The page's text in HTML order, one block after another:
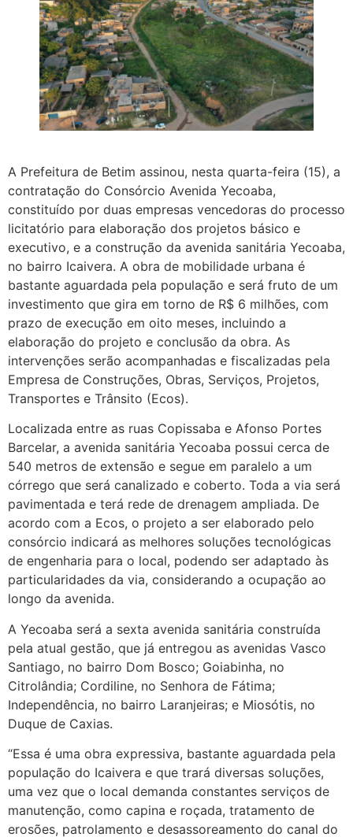
A Prefeitura de Betim assinou, nesta quarta-feira (15), a
contratação do Consórcio Avenida Yecoaba,
constituído por duas empresas vencedoras do processo
licitatório para elaboração dos projetos básico e
executivo, e a construção da avenida sanitária Yecoaba,
no bairro Icaivera. A obra de mobilidade urbana é
bastante aguardada pela população e será fruto de um
investimento que gira em torno de R$ 6 milhões, com
prazo de execução em oito meses, incluindo a
elaboração do projeto e conclusão da obra. As
intervenções serão acompanhadas e fiscalizadas pela
Empresa de Construções, Obras, Serviços, Projetos,
Transportes e Trânsito (Ecos).
Localizada entre as ruas Copissaba e Afonso Portes
Barcelar, a avenida sanitária Yecoaba possui cerca de
540 metros de extensão e segue em paralelo a um
córrego que será canalizado e coberto. Toda a via será
pavimentada e terá rede de drenagem ampliada. De
acordo com a Ecos, o projeto a ser elaborado pelo
consórcio indicará as melhores soluções tecnológicas
de engenharia para o local, podendo ser adaptado às
particularidades da via, considerando a ocupação ao
longo da avenida.
A Yecoaba será a sexta avenida sanitária construída
pela atual gestão, que já entregou as avenidas Vasco
Santiago, no bairro Dom Bosco; Goiabinha, no
Citrolândia; Cordiline, no Senhora de Fátima;
Independência, no bairro Laranjeiras; e Miosótis, no
Duque de Caxias.
“Essa é uma obra expressiva, bastante aguardada pela
população do Icaivera e que trará diversas soluções,
uma vez que o local demanda constantes serviços de
manutenção, como capina e roçada, tratamento de
erosões, patrolamento e desassoreamento do canal do